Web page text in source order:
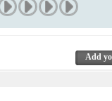
Add